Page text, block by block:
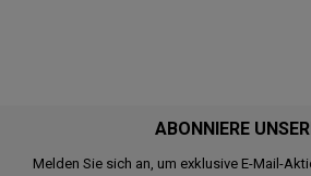
ABONNIERE
Melden Sie sich an, um exklusive E-Mail-